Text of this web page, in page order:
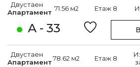
А - 33
Двустаен
Апартамент 71.56 м2 Етаж 8
Двустаен
Апартамент78.62 м2 Етаж 8